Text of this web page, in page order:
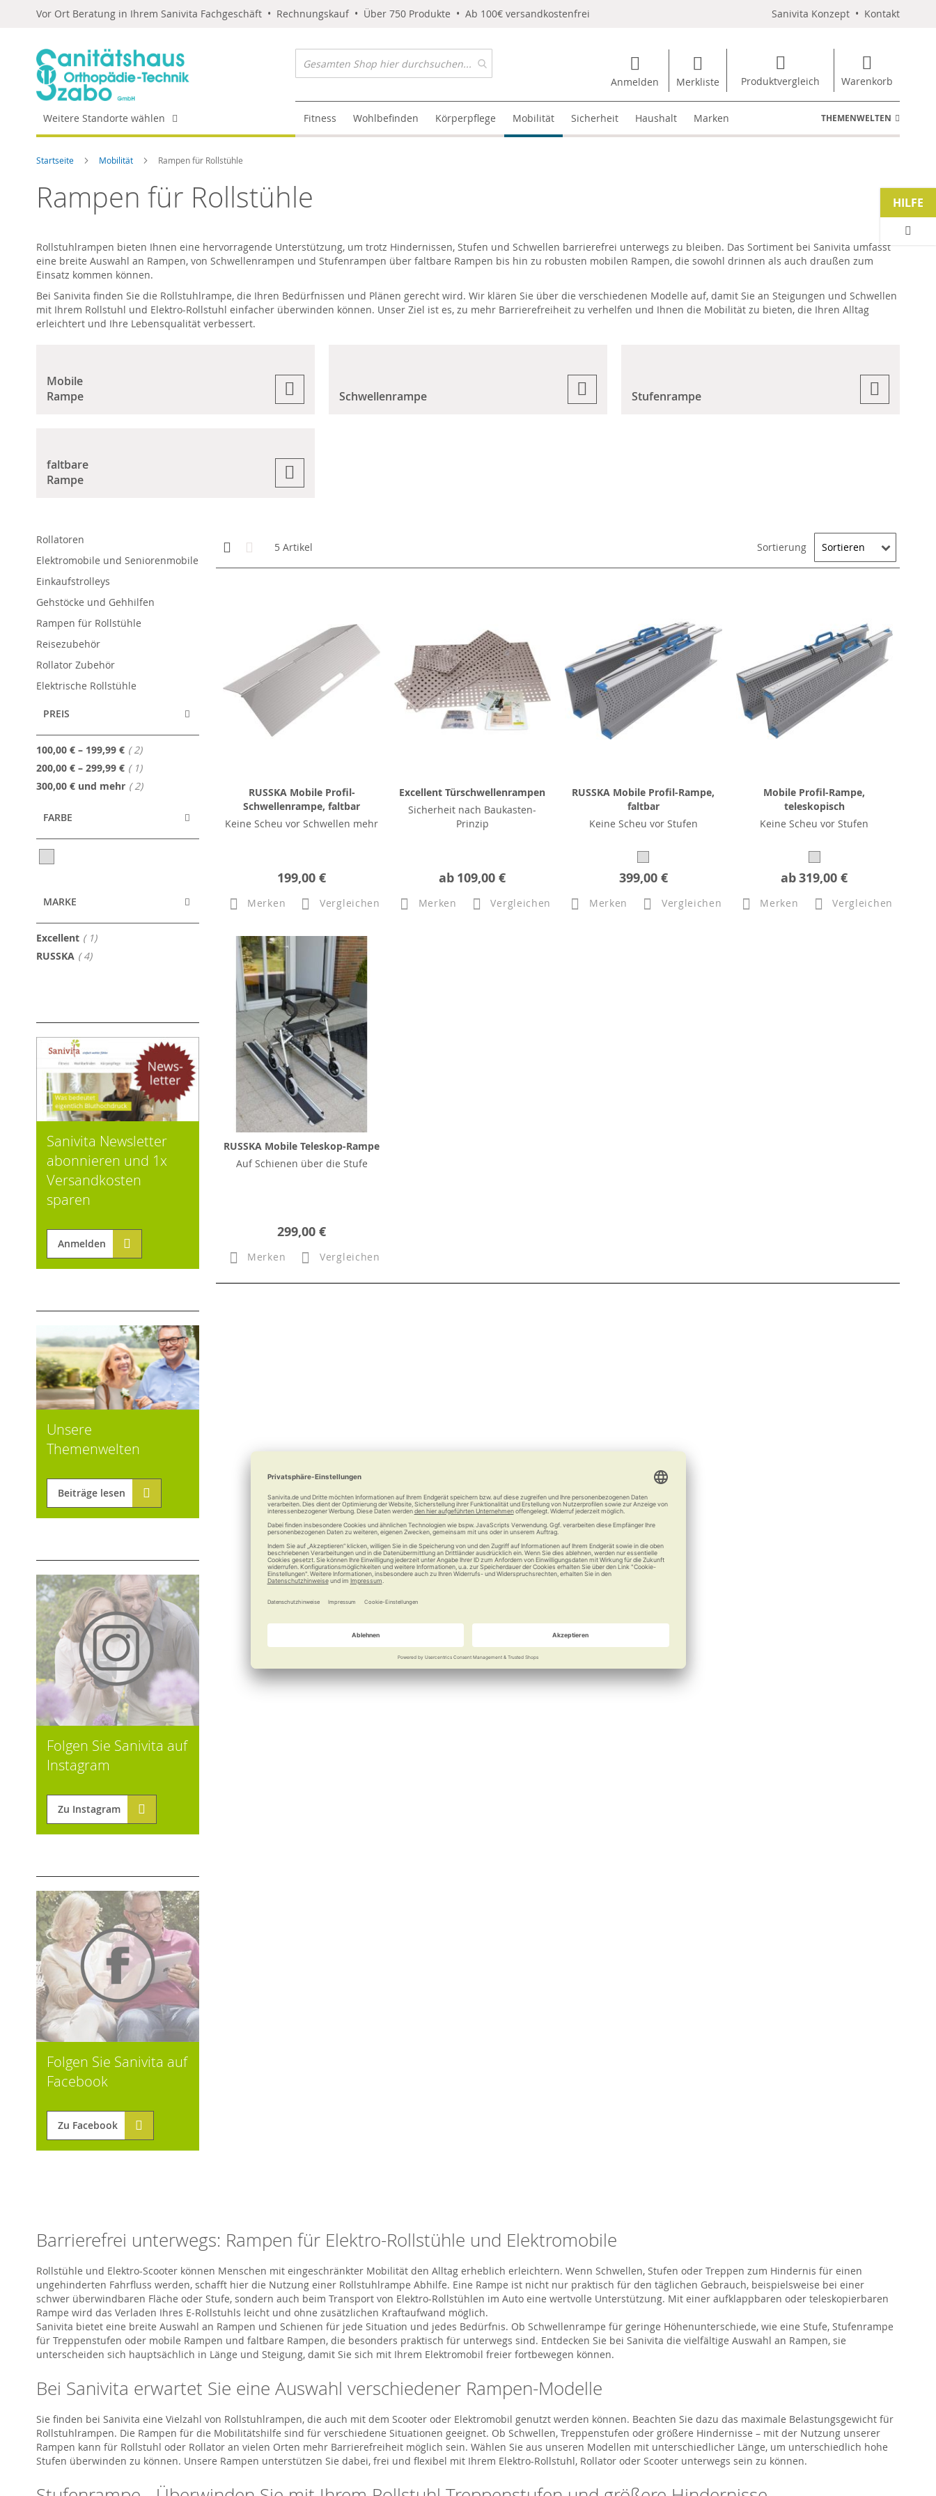
Vor Ort Beratung in Ihrem Sanivita Fachgeschäft • Rechnungskauf • Über 750 Produkte • Ab 100€ versandkostenfrei Sanivita Konzept • Kontakt
Anmelden Merkliste Produktvergleich Warenkorb
Weitere Standorte wählen Fitness Wohlbefinden Körperpflege Mobilität Sicherheit Haushalt Marken THEMENWELTEN
Startseite Mobilität Rampen für Rollstühle
Rampen für Rollstühle
Rollstuhlrampen bieten Ihnen eine hervorragende Unterstützung, um trotz Hindernissen, Stufen und Schwellen barrierefrei unterwegs zu bleiben. Das Sortiment bei Sanivita umfasst
eine breite Auswahl an Rampen, von Schwellenrampen und Stufenrampen über faltbare Rampen bis hin zu robusten mobilen Rampen, die sowohl drinnen als auch draußen zum
Einsatz kommen können.
Bei Sanivita finden Sie die Rollstuhlrampe, die Ihren Bedürfnissen und Plänen gerecht wird. Wir klären Sie über die verschiedenen Modelle auf, damit Sie an Steigungen und Schwellen
mit Ihrem Rollstuhl und Elektro-Rollstuhl einfacher überwinden können. Unser Ziel ist es, zu mehr Barrierefreiheit zu verhelfen und Ihnen die Mobilität zu bieten, die Ihren Alltag
erleichtert und Ihre Lebensqualität verbessert.
Mobile
Rampe
Schwellenrampe Stufenrampe
faltbare
Rampe
Anzeigen
als
Kachelansicht
5 Artikel Sortierung
RUSSKA Mobile Profil-
Schwellenrampe, faltbar
Keine Scheu vor Schwellen mehr
199,00 €
Merken Vergleichen
Excellent Türschwellenrampen
Sicherheit nach Baukasten-
Prinzip
ab 109,00 €
Merken Vergleichen
RUSSKA Mobile Profil-Rampe,
faltbar
Keine Scheu vor Stufen
399,00 €
Merken Vergleichen
Mobile Profil-Rampe,
teleskopisch
Keine Scheu vor Stufen
ab319,00 €
Merken Vergleichen
RUSSKA Mobile Teleskop-Rampe
Auf Schienen über die Stufe
299,00 €
Merken Vergleichen
Rollatoren
Elektromobile und Seniorenmobile
Einkaufstrolleys
Gehstöcke und Gehhilfen
Rampen für Rollstühle
Reisezubehör
Rollator Zubehör
Elektrische Rollstühle
PREIS
100,00 € – 199,99 € 2Artikel
200,00 € – 299,99 € 1Artikel
300,00 € und mehr 2Artikel
FARBE
MARKE
Excellent 1Artikel
RUSSKA 4Artikel
Sanivita Newsletter
abonnieren und 1x
Versandkosten
sparen
Anmelden
Unsere
Themenwelten
Beiträge lesen
Folgen Sie Sanivita auf
Instagram
Zu Instagram
Folgen Sie Sanivita auf
Facebook
Zu Facebook
Barrierefrei unterwegs: Rampen für Elektro-Rollstühle und Elektromobile
Rollstühle und Elektro-Scooter können Menschen mit eingeschränkter Mobilität den Alltag erheblich erleichtern. Wenn Schwellen, Stufen oder Treppen zum Hindernis für einen
ungehinderten Fahrfluss werden, schafft hier die Nutzung einer Rollstuhlrampe Abhilfe. Eine Rampe ist nicht nur praktisch für den täglichen Gebrauch, beispielsweise bei einer
schwer überwindbaren Fläche oder Stufe, sondern auch beim Transport von Elektro-Rollstühlen im Auto eine wertvolle Unterstützung. Mit einer aufklappbaren oder teleskopierbaren
Rampe wird das Verladen Ihres E-Rollstuhls leicht und ohne zusätzlichen Kraftaufwand möglich.
Sanivita bietet eine breite Auswahl an Rampen und Schienen für jede Situation und jedes Bedürfnis. Ob Schwellenrampe für geringe Höhenunterschiede, wie eine Stufe, Stufenrampe
für Treppenstufen oder mobile Rampen und faltbare Rampen, die besonders praktisch für unterwegs sind. Entdecken Sie bei Sanivita die vielfältige Auswahl an Rampen, sie
unterscheiden sich hauptsächlich in Länge und Steigung, damit Sie sich mit Ihrem Elektromobil freier fortbewegen können.
Bei Sanivita erwartet Sie eine Auswahl verschiedener Rampen-Modelle
Sie finden bei Sanivita eine Vielzahl von Rollstuhlrampen, die auch mit dem Scooter oder Elektromobil genutzt werden können. Beachten Sie dazu das maximale Belastungsgewicht für
Rollstuhlrampen. Die Rampen für die Mobilitätshilfe sind für verschiedene Situationen geeignet. Ob Schwellen, Treppenstufen oder größere Hindernisse – mit der Nutzung unserer
Rampen kann für Rollstuhl oder Rollator an vielen Orten mehr Barrierefreiheit möglich sein. Wählen Sie aus unseren Modellen mit unterschiedlicher Länge, um unterschiedlich hohe
Stufen überwinden zu können. Unsere Rampen unterstützen Sie dabei, frei und flexibel mit Ihrem Elektro-Rollstuhl, Rollator oder Scooter unterwegs sein zu können.
HILFE